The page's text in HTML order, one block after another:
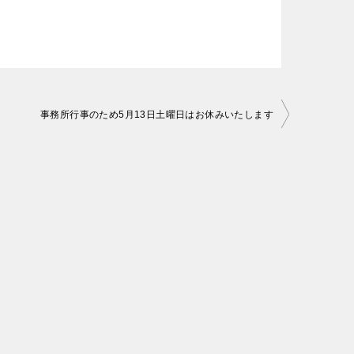
事務所行事のため5月13日土曜日はお休みいたします